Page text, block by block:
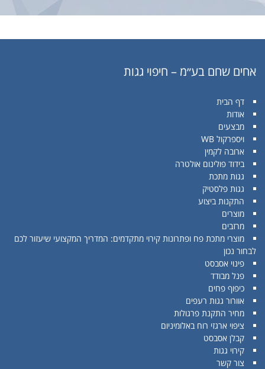
אחים שחם בע״מ – חיפוי גגות
דף הבית
אודות
מבצעים
ויספרקול WB
ארובה לקמין
בידוד פולינום אולטרה
גגות מתכת
גגות פלסטיק
התקנות ביצוע
מוצרים
מרזבים
מוצרי מתכת פח ופתרונות קירוי מתקדמים: המדריך המקצועי שיעזור לכם
לבחור נכון
פינוי אסבסט
פנל מבודד
כיפוף פחים
אוורור גגות רעפים
מחיר התקנת פרגולות
ציפוי ארגזי רוח באלומיניום
קבלן אסבסט
קירוי גגות
צור קשר